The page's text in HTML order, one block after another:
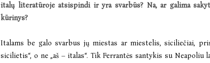
italų literatūroje atsispindi ir yra svarbūs? Na, ar galima
kūrinys?
Italams be galo svarbus jų miestas ar miestelis, siciliečiai,
sicilietis“, o ne „aš – italas“. Tik Ferrantės santykis su